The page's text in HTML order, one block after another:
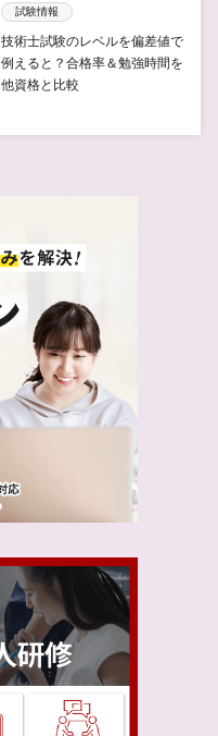
試験情報
技術士試験のレベルを偏差値で
例えると？合格率＆勉強時間を
他資格と比較